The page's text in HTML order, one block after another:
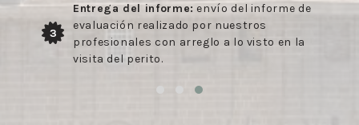
3
Entrega del informe: envío del informe de
evaluación realizado por nuestros
profesionales con arreglo a lo visto en la
visita del perito.